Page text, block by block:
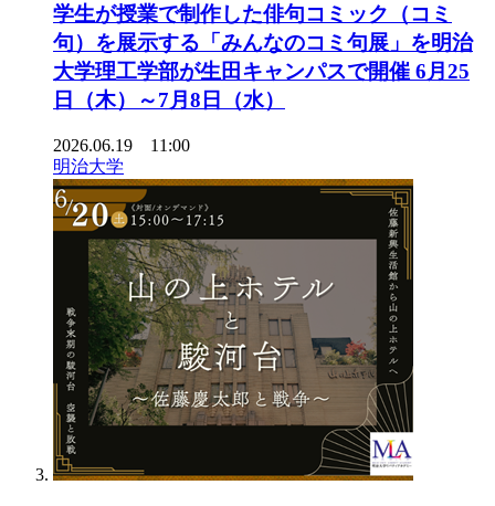
学生が授業で制作した俳句コミック（コミ
句）を展示する「みんなのコミ句展」を明治
大学理工学部が生田キャンパスで開催 6月25
日（木）～7月8日（水）
2026.06.19 11:00
明治大学